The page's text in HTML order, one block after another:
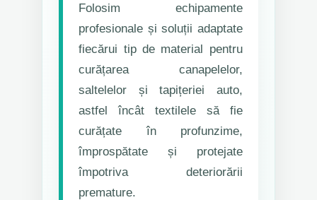
Folosim echipamente
profesionale și soluții adaptate
fiecărui tip de material pentru
curățarea canapelelor,
saltelelor și tapițeriei auto,
astfel încât textilele să fie
curățate în profunzime,
împrospătate și protejate
împotriva deteriorării
premature.